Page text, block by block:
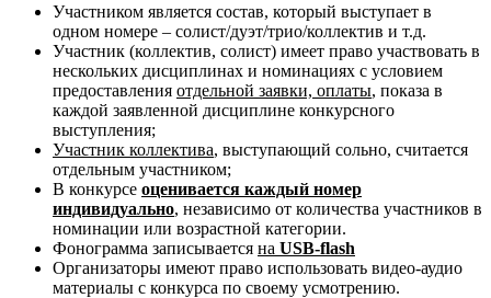
Участником является состав, который выступает в
одном номере – солист/дуэт/трио/коллектив и т.д.
Участник (коллектив, солист) имеет право участвовать в
нескольких дисциплинах и номинациях с условием
предоставления отдельной заявки, оплаты, показа в
каждой заявленной дисциплине конкурсного
выступления;
Участник коллектива, выступающий сольно, считается
отдельным участником;
В конкурсе оценивается каждый номер
индивидуально, независимо от количества участников в
номинации или возрастной категории.
Фонограмма записывается на USB-flash
Организаторы имеют право использовать видео-аудио
материалы с конкурса по своему усмотрению.